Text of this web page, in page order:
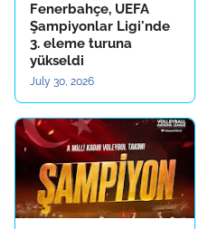
Fenerbahçe, UEFA
Şampiyonlar Ligi'nde
3. eleme turuna
yükseldi
July 30, 2026